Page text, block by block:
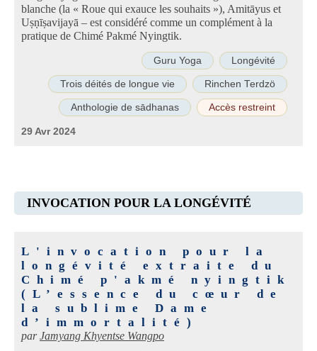
blanche (la « Roue qui exauce les souhaits »), Amitāyus et
Uṣṇīṣavijayā – est considéré comme un complément à la
pratique de Chimé Pakmé Nyingtik.
Guru Yoga Longévité
Trois déités de longue vie Rinchen Terdzö
Anthologie de sādhanas Accès restreint
29 Avr 2024
INVOCATION POUR LA LONGÉVITÉ
L'invocation pour la
longévité extraite du
Chimé p'akmé nyingtik
(L’essence du cœur de
la sublime Dame
d’immortalité)
parJamyang Khyentse Wangpo